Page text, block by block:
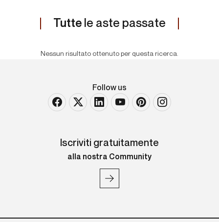
Tutte le aste passate
Nessun risultato ottenuto per questa ricerca.
Follow us
Iscriviti gratuitamente
alla nostra Community